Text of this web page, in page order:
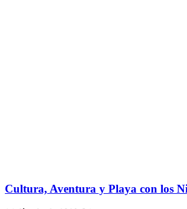
Cultura, Aventura y Playa con los